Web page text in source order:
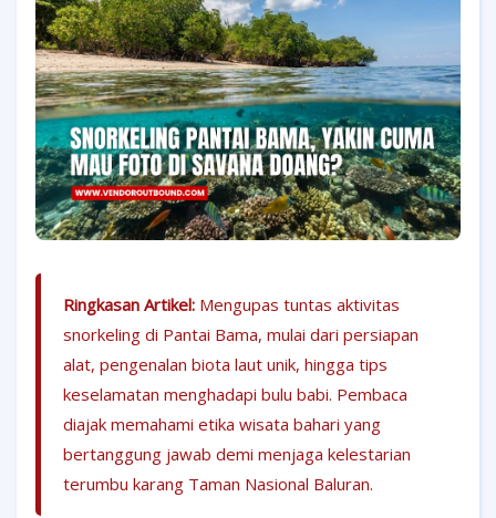
Ringkasan Artikel: Mengupas tuntas aktivitas
snorkeling di Pantai Bama, mulai dari persiapan
alat, pengenalan biota laut unik, hingga tips
keselamatan menghadapi bulu babi. Pembaca
diajak memahami etika wisata bahari yang
bertanggung jawab demi menjaga kelestarian
terumbu karang Taman Nasional Baluran.